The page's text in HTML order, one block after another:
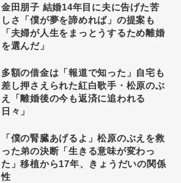
金田朋子 結婚14年目に夫に告げた苦
しさ「僕が夢を諦めれば」の提案も
「夫婦が人生をまっとうするため離婚
を選んだ」
多額の借金は「報道で知った」自宅も
差し押さえられた紅白歌手・松原のぶ
え「離婚後の今も返済に追われる
日々」
「僕の腎臓あげるよ」松原のぶえを救
った弟の決断「生きる意味が変わっ
た」移植から17年、きょうだいの関係
性